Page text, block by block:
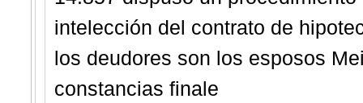
intelección del contrato de
los deudores son los esposos
constancias finale